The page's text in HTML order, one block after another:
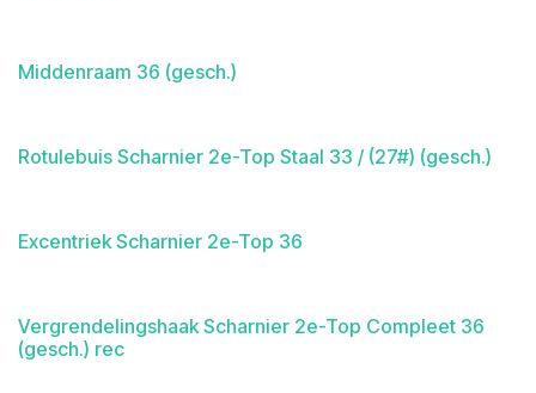
Middenraam 36 (gesch.)
Rotulebuis Scharnier 2e-Top Staal 33 / (27#) (gesch.)
Excentriek Scharnier 2e-Top 36
Vergrendelingshaak Scharnier 2e-Top Compleet 36
(gesch.) rec